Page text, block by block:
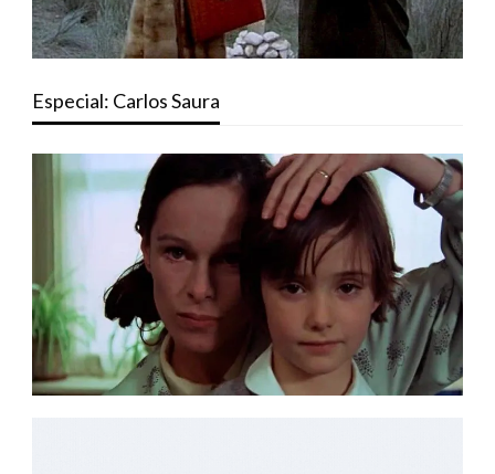
Especial: Carlos Saura